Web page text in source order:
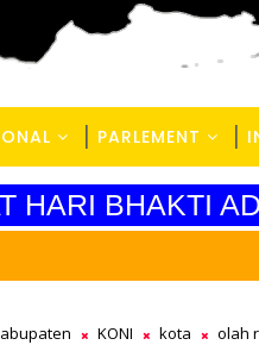
PARLEMENT
HARI BHAKTI
KONI kota olah